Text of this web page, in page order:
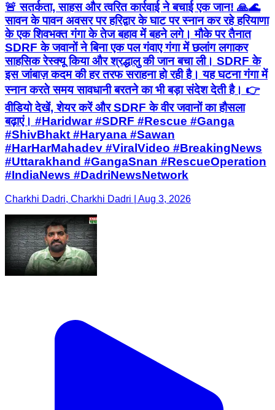
🚨 सतर्कता, साहस और त्वरित कार्रवाई ने बचाई एक जान! 🙏🌊
सावन के पावन अवसर पर हरिद्वार के घाट पर स्नान कर रहे हरियाणा
के एक शिवभक्त गंगा के तेज बहाव में बहने लगे। मौके पर तैनात
SDRF के जवानों ने बिना एक पल गंवाए गंगा में छलांग लगाकर
साहसिक रेस्क्यू किया और श्रद्धालु की जान बचा ली। SDRF के
इस जांबाज़ कदम की हर तरफ सराहना हो रही है। यह घटना गंगा में
स्नान करते समय सावधानी बरतने का भी बड़ा संदेश देती है। 👉
वीडियो देखें, शेयर करें और SDRF के वीर जवानों का हौसला
बढ़ाएं। #Haridwar #SDRF #Rescue #Ganga
#ShivBhakt #Haryana #Sawan
#HarHarMahadev #ViralVideo #BreakingNews
#Uttarakhand #GangaSnan #RescueOperation
#IndiaNews #DadriNewsNetwork
Charkhi Dadri, Charkhi Dadri | Aug 3, 2026